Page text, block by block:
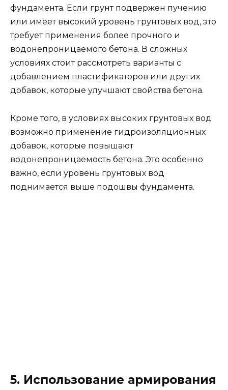
фундамента. Если грунт подвержен пучению
или имеет высокий уровень грунтовых вод, это
требует применения более прочного и
водонепроницаемого бетона. В сложных
условиях стоит рассмотреть варианты с
добавлением пластификаторов или других
добавок, которые улучшают свойства бетона.
Кроме того, в условиях высоких грунтовых вод
возможно применение гидроизоляционных
добавок, которые повышают
водонепроницаемость бетона. Это особенно
важно, если уровень грунтовых вод
поднимается выше подошвы фундамента.
*** При строительстве двухэтажного дома из